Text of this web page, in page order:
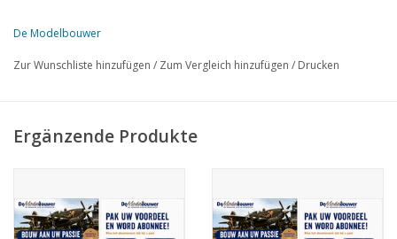
Sind Sie fasziniert von Schiffen, Zügen, Flugzeugen, Autos oder
Modellbaumagazin im niederländischen Sprachraum. Jede
Inspirierende Bauprojekte Schritt für Schritt erklärt
Reportagen von Messen, Clubs und besonderen Sammlungen.
De Modelbouwer
Zur Wunschliste hinzufügen / Zum Vergleich hinzufügen / Drucken
Ergänzende Produkte